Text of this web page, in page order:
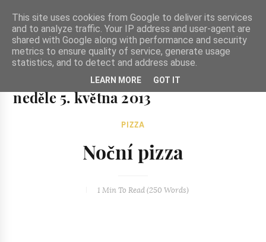
Ze zahrady do kuchyně
Ze zahrady do kuchyně...inspirativní vegetariánské recepty
a skvělé jídlo.
neděle 5. května 2013
PIZZA
Noční pizza
1 Min To Read (250 Words)
This site uses cookies from Google to deliver its services
and to analyze traffic. Your IP address and user-agent are
shared with Google along with performance and security
metrics to ensure quality of service, generate usage
statistics, and to detect and address abuse.
LEARN MORE GOT IT